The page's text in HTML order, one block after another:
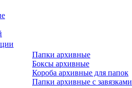
Папки архивные
Боксы архивные
Короба архивные для папок
Папки архивные с завязками